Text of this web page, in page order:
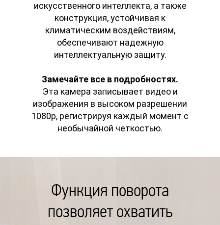
искусственного интеллекта, а также
конструкция, устойчивая к
климатическим воздействиям,
обеспечивают надежную
интеллектуальную защиту.
Замечайте все в подробностях.
Эта камера записывает видео и
изображения в высоком разрешении
1080p, регистрируя каждый момент с
необычайной четкостью.
Функция поворота
позволяет охватить